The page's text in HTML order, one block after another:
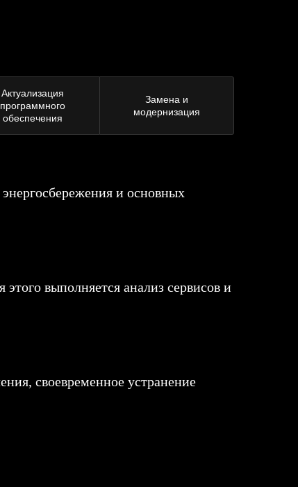
Актуализация
программного
обеспечения
Замена и
модернизация
и основных
выполняется анализ сервисов и
своевременное устранение